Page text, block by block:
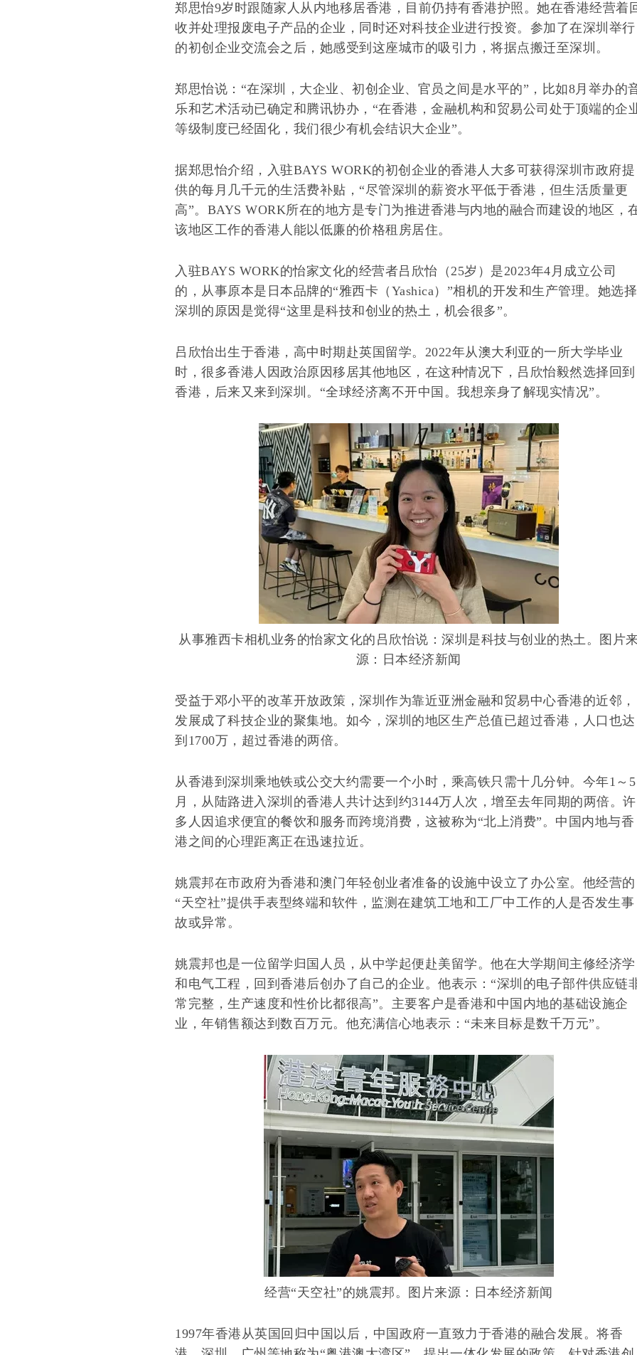
郑思怡9岁时跟随家人从内地移居香港，目前仍持有香港护照。她在香港经营着
收并处理报废电子产品的企业，同时还对科技企业进行投资。参加了在深圳举行
的初创企业交流会之后，她感受到这座城市的吸引力，将据点搬迁至深圳。
郑思怡说：“在深圳，大企业、初创企业、官员之间是水平的”，比如8月举办的
乐和艺术活动已确定和腾讯协办，“在香港，金融机构和贸易公司处于顶端的企
等级制度已经固化，我们很少有机会结识大企业”。
据郑思怡介绍，入驻BAYS WORK的初创企业的香港人大多可获得深圳市政府提
供的每月几千元的生活费补贴，“尽管深圳的薪资水平低于香港，但生活质量更
高”。BAYS WORK所在的地方是专门为推进香港与内地的融合而建设的地区，
该地区工作的香港人能以低廉的价格租房居住。
入驻BAYS WORK的怡家文化的经营者吕欣怡（25岁）是2023年4月成立公司
的，从事原本是日本品牌的“雅西卡（Yashica）”相机的开发和生产管理。她选择
深圳的原因是觉得“这里是科技和创业的热土，机会很多”。
吕欣怡出生于香港，高中时期赴英国留学。2022年从澳大利亚的一所大学毕业
时，很多香港人因政治原因移居其他地区，在这种情况下，吕欣怡毅然选择回到
香港，后来又来到深圳。“全球经济离不开中国。我想亲身了解现实情况”。
从事雅西卡相机业务的怡家文化的吕欣怡说：深圳是科技与创业的热土。图片
源：日本经济新闻
受益于邓小平的改革开放政策，深圳作为靠近亚洲金融和贸易中心香港的近邻，
发展成了科技企业的聚集地。如今，深圳的地区生产总值已超过香港，人口也达
到1700万，超过香港的两倍。
从香港到深圳乘地铁或公交大约需要一个小时，乘高铁只需十几分钟。今年1～5
月，从陆路进入深圳的香港人共计达到约3144万人次，增至去年同期的两倍。许
多人因追求便宜的餐饮和服务而跨境消费，这被称为“北上消费”。中国内地与香
港之间的心理距离正在迅速拉近。
姚震邦在市政府为香港和澳门年轻创业者准备的设施中设立了办公室。他经营的
“天空社”提供手表型终端和软件，监测在建筑工地和工厂中工作的人是否发生事
故或异常。
姚震邦也是一位留学归国人员，从中学起便赴美留学。他在大学期间主修经济学
和电气工程，回到香港后创办了自己的企业。他表示：“深圳的电子部件供应链
常完整，生产速度和性价比都很高”。主要客户是香港和中国内地的基础设施企
业，年销售额达到数百万元。他充满信心地表示：“未来目标是数千万元”。
经营“天空社”的姚震邦。图片来源：日本经济新闻
1997年香港从英国回归中国以后，中国政府一直致力于香港的融合发展。将香